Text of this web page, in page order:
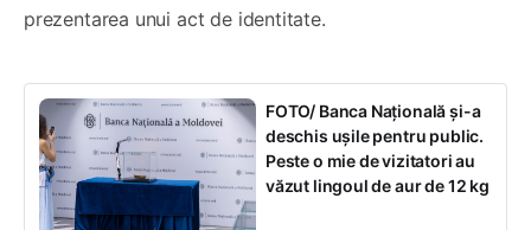
prezentarea unui act de identitate.
FOTO/ Banca Națională și-a
deschis ușile pentru public.
Peste o mie de vizitatori au
văzut lingoul de aur de 12 kg